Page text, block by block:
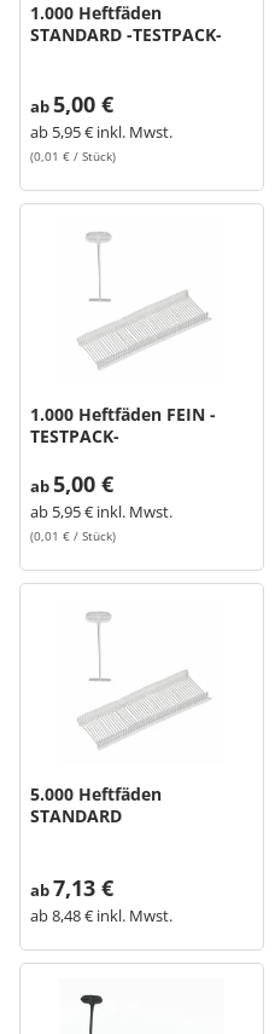
1.000 Heftfäden
STANDARD -TESTPACK-
ab5,00 €
ab 5,95 € inkl. Mwst.
(0,01 € / Stück)
1.000 Heftfäden FEIN -
TESTPACK-
ab5,00 €
ab 5,95 € inkl. Mwst.
(0,01 € / Stück)
5.000 Heftfäden
STANDARD
ab7,13 €
ab8,48 € inkl. Mwst.